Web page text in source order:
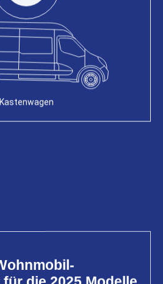
Kastenwagen
die 2025 Modelle